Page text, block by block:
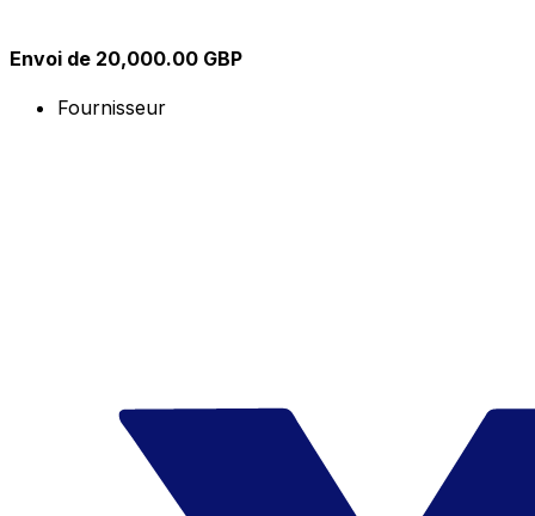
Envoi de 20,000.00 GBP
Fournisseur